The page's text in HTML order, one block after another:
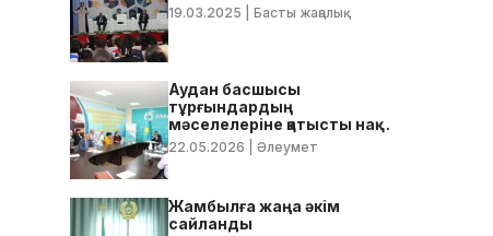
19.03.2025 | Басты жаңалық
Аудан басшысы
тұрғындардың
мәселелеріне қатысты нақты
тапсырмалар берді
22.05.2026 | Әлеумет
Жамбылға жаңа әкім
сайланды